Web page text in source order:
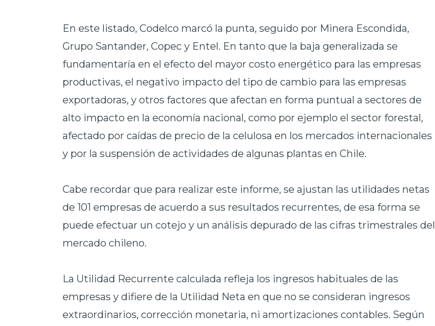
En este listado, Codelco marcó la punta, seguido por Minera Escondida,
Grupo Santander, Copec y Entel. En tanto que la baja generalizada se
fundamentaría en el efecto del mayor costo energético para las empresas
productivas, el negativo impacto del tipo de cambio para las empresas
exportadoras, y otros factores que afectan en forma puntual a sectores de
alto impacto en la economía nacional, como por ejemplo el sector forestal,
afectado por caídas de precio de la celulosa en los mercados internacionales
y por la suspensión de actividades de algunas plantas en Chile.
Cabe recordar que para realizar este informe, se ajustan las utilidades netas
de 101 empresas de acuerdo a sus resultados recurrentes, de esa forma se
puede efectuar un cotejo y un análisis depurado de las cifras trimestrales del
mercado chileno.
La Utilidad Recurrente calculada refleja los ingresos habituales de las
empresas y difiere de la Utilidad Neta en que no se consideran ingresos
extraordinarios, corrección monetaria, ni amortizaciones contables. Según